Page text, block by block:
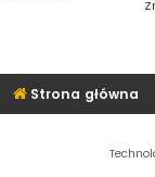
Strona główna